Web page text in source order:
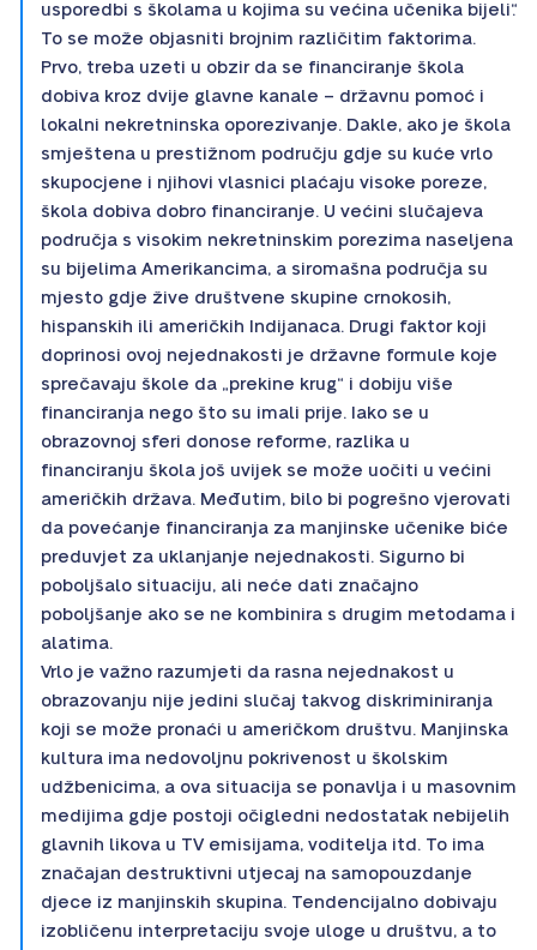
usporedbi s školama u kojima su većina učenika bijeli“.
To se može objasniti brojnim različitim faktorima.
Prvo, treba uzeti u obzir da se financiranje škola
dobiva kroz dvije glavne kanale – državnu pomoć i
lokalni nekretninska oporezivanje. Dakle, ako je škola
smještena u prestižnom području gdje su kuće vrlo
skupocjene i njihovi vlasnici plaćaju visoke poreze,
škola dobiva dobro financiranje. U većini slučajeva
područja s visokim nekretninskim porezima naseljena
su bijelima Amerikancima, a siromašna područja su
mjesto gdje žive društvene skupine crnokosih,
hispanskih ili američkih Indijanaca. Drugi faktor koji
doprinosi ovoj nejednakosti je državne formule koje
sprečavaju škole da „prekine krug“ i dobiju više
financiranja nego što su imali prije. Iako se u
obrazovnoj sferi donose reforme, razlika u
financiranju škola još uvijek se može uočiti u većini
američkih država. Međutim, bilo bi pogrešno vjerovati
da povećanje financiranja za manjinske učenike biće
preduvjet za uklanjanje nejednakosti. Sigurno bi
poboljšalo situaciju, ali neće dati značajno
poboljšanje ako se ne kombinira s drugim metodama i
alatima.
Vrlo je važno razumjeti da rasna nejednakost u
obrazovanju nije jedini slučaj takvog diskriminiranja
koji se može pronaći u američkom društvu. Manjinska
kultura ima nedovoljnu pokrivenost u školskim
udžbenicima, a ova situacija se ponavlja i u masovnim
medijima gdje postoji očigledni nedostatak nebijelih
glavnih likova u TV emisijama, voditelja itd. To ima
značajan destruktivni utjecaj na samopouzdanje
djece iz manjinskih skupina. Tendencijalno dobivaju
izobličenu interpretaciju svoje uloge u društvu, a to